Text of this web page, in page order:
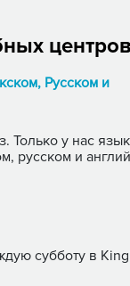
центров
Русском и
Только у нас
русском и
субботу в